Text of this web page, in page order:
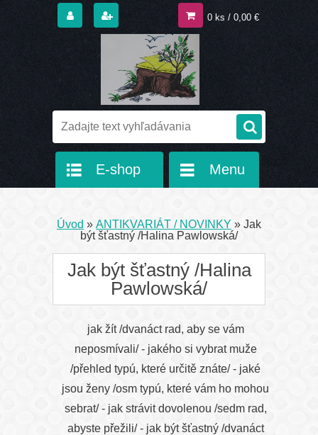
0 ks / 0,00 €
E-shop Menu
Úvod » ANTIKVARIÁT / NOVINKY » Jak
být šťastný /Halina Pawlowská/
Jak být šťastný /Halina
Pawlowská/
jak žít /dvanáct rad, aby se vám
neposmívali/ - jakého si vybrat muže
/přehled typú, které určitě znáte/ - jaké
jsou ženy /osm typú, které vám ho mohou
sebrat/ - jak strávit dovolenou /sedm rad,
abyste přežili/ - jak být šťastný /dvanáct